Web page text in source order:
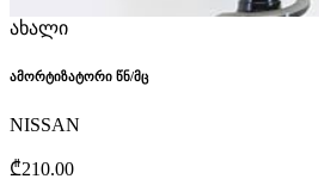
ახალი
ამორტიზატორი წნ/მც
NISSAN
₾210.00